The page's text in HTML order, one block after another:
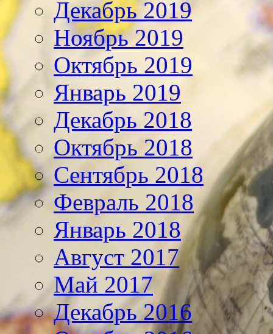
Декабрь 2019
Ноябрь 2019
Октябрь 2019
Январь 2019
Декабрь 2018
Октябрь 2018
Сентябрь 2018
Февраль 2018
Январь 2018
Август 2017
Май 2017
Декабрь 2016